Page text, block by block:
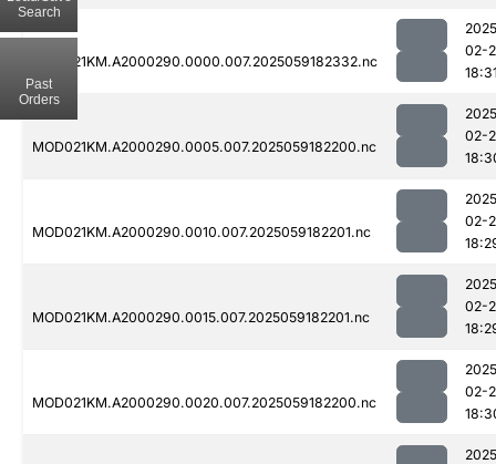
MOD021KM.A2000290.0000.007.2025059182332.nc
02-
MOD021KM.A2000290.0005.007.2025059182200.nc
02-
MOD021KM.A2000290.0010.007.2025059182201.nc
02-
MOD021KM.A2000290.0015.007.2025059182201.nc
02-
MOD021KM.A2000290.0020.007.2025059182200.nc
02-
Search
Past
Orders